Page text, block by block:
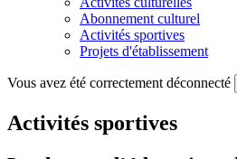
Abonnement culturel
Activités sportives
Projets d'établissement
Vous avez été correctement déconnecté
Activités sportives